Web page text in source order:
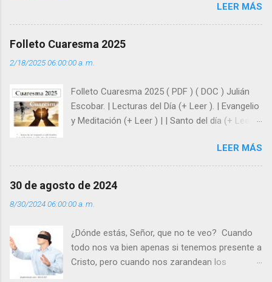
enseña Jesucristo? Que, si seguimos sus
huellas, sin ser superhombres, podemos
afrontar las adversidades con la fuerza y la luz
siempre está pendiente de nosotros. Amar es
y protegidos por nosotros. “ Señor, soy un
árbol sin frutos, pero tú me das la savia para
que al menos mis ramas y hojas den sombra
super hombre? - ¿Superas tu fragilidad con la
gracia de Dios? Julián Escobar. | Lecturas del
Día (+ Leer ). | Evangelio y Meditación (+ Leer ) |
LEER MÁS
Folleto Cuaresma 2025
2/18/2025 06:00:00 a. m.
Folleto Cuaresma 2025 ( PDF ) ( DOC ) Julián
Escobar. | Lecturas del Día (+ Leer ). | Evangelio
y Meditación (+ Leer ) | | Santo del día (+ Leer )
LEER MÁS
30 de agosto de 2024
8/30/2024 06:00:00 a. m.
¿Dónde estás, Señor, que no te veo? Cuando
todo nos va bien apenas si tenemos presente a
Cristo, pero cuando nos zarandean los